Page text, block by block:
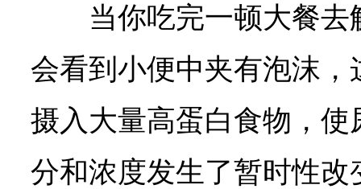
当你吃完一顿大餐
会看到小便中夹有泡沫
摄入大量高蛋白食物，
分和浓度发生了暂时性